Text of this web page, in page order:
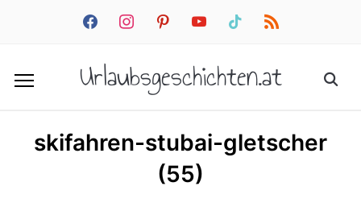
facebookinstagrampinterestyoutube tiktok rss
Urlaubsgeschichten.at
skifahren-stubai-gletscher
(55)